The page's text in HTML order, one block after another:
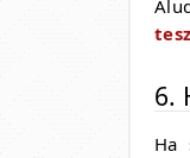
6.
Ha